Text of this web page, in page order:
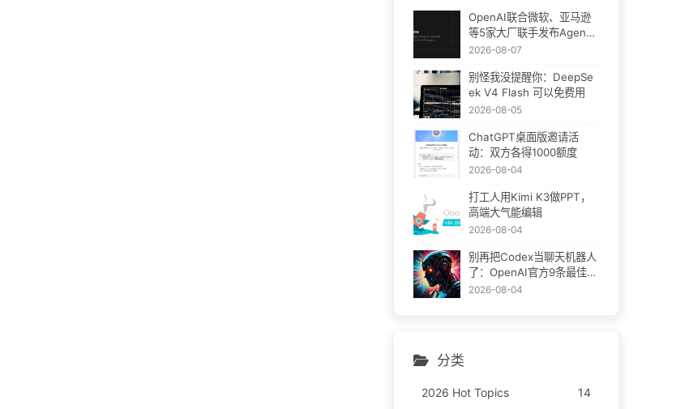
OpenAI联合微软、亚马逊
等5家大厂联手发布Agent
Plugins：AI插件终于要统
2026-08-07
别怪我没提醒你：DeepSe
ek V4 Flash 可以免费用
2026-08-05
ChatGPT桌面版邀请活
动：双方各得1000额度
2026-08-04
打工人用Kimi K3做PPT，
高端大气能编辑
2026-08-04
别再把Codex当聊天机器人
了：OpenAI官方9条最佳实
践
2026-08-04
分类
2026 Hot Topics
14